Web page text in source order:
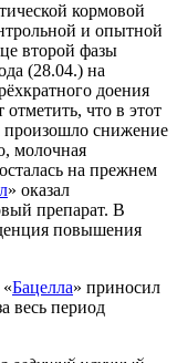
кормовой
и опытной
второй фазы
(28.04.) на
доения
что в этот
произошло снижение
молочная
на прежнем
» оказал
препарат. В
повышения
Бацелла» приносил
весь период